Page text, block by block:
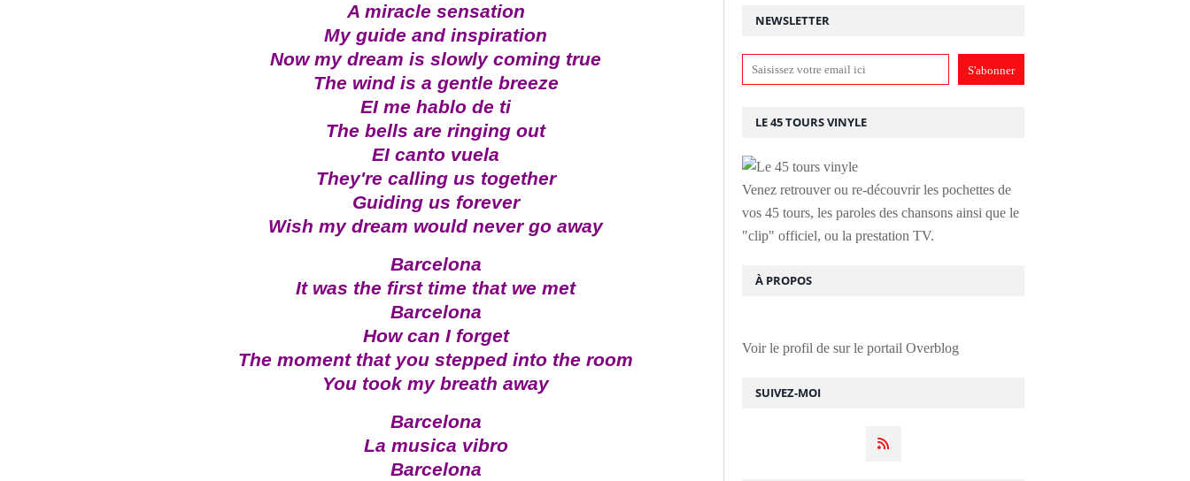
A miracle sensation
My guide and inspiration
Now my dream is slowly coming true
The wind is a gentle breeze
EI me hablo de ti
The bells are ringing out
EI canto vuela
They're calling us together
Guiding us forever
Wish my dream would never go away
Barcelona
It was the first time that we met
Barcelona
How can I forget
The moment that you stepped into the room
You took my breath away
Barcelona
La musica vibro
Barcelona
NEWSLETTER
SUIVEZ-MOI
LE 45 TOURS VINYLE
Venez retrouver ou re-découvrir les pochettes de
vos 45 tours, les paroles des chansons ainsi que le
"clip" officiel, ou la prestation TV.
À PROPOS
Voir le profil de sur le portail Overblog